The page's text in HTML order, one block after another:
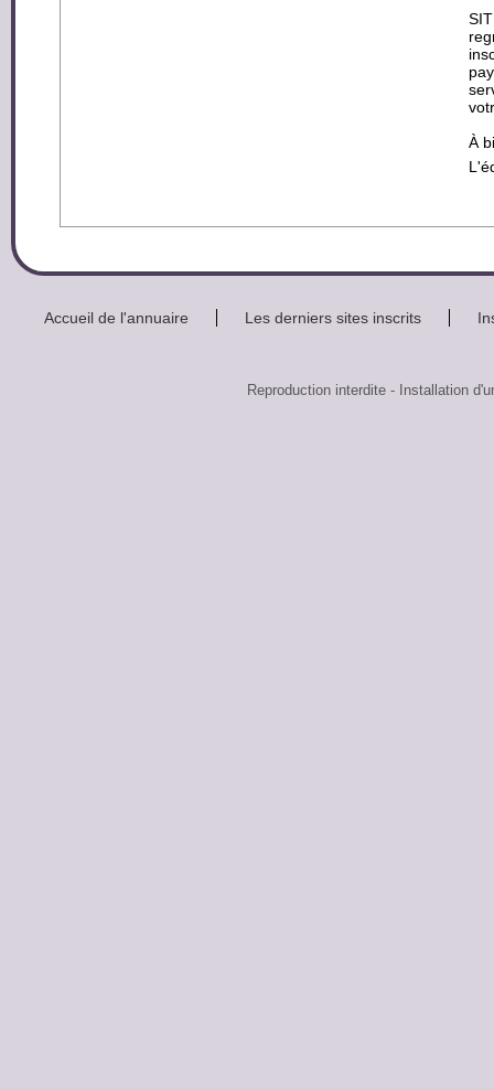
À
Accueil de l'annuaire Les derniers sites inscrits
Reproduction interdite - Installation